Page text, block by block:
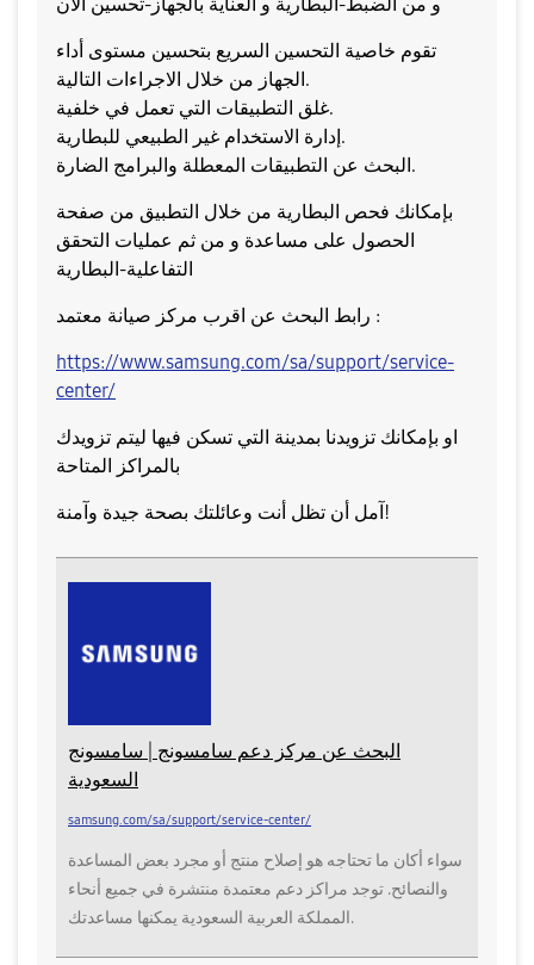
تقوم خاصية التحسين السريع بتحسين مستوى أداء
الجهاز من خلال الاجراءات التالية.
غلق التطبيقات التي تعمل في خلفية.
إدارة الاستخدام غير الطبيعي للبطارية.
البحث عن التطبيقات المعطلة والبرامج الضارة.
بإمكانك فحص البطارية من خلال التطبيق من صفحة
الحصول على مساعدة و من ثم عمليات التحقق
التفاعلية-البطارية
رابط البحث عن اقرب مركز صيانة معتمد :
https://www.samsung.com/sa/support/service-
center/
او بإمكانك تزويدنا بمدينة التي تسكن فيها ليتم تزويدك
بالمراكز المتاحة
آمل أن تظل أنت وعائلتك بصحة جيدة وآمنة!
البحث عن مركز دعم سامسونج | سامسونج
السعودية
samsung.com/sa/support/service-center/
سواء أكان ما تحتاجه هو إصلاح منتج أو مجرد بعض المساعدة
والنصائح. توجد مراكز دعم معتمدة منتشرة في جميع أنحاء
المملكة العربية السعودية يمكنها مساعدتك.